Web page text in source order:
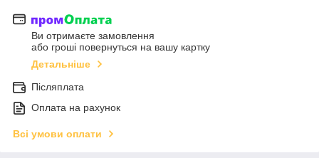
Ви отримаєте замовлення
або гроші повернуться на вашу картку
Детальніше
Післяплата
Оплата на рахунок
Всі умови оплати